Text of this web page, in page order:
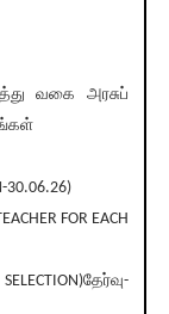
வகை அரசுப்
30.06.26)
FOR EACH